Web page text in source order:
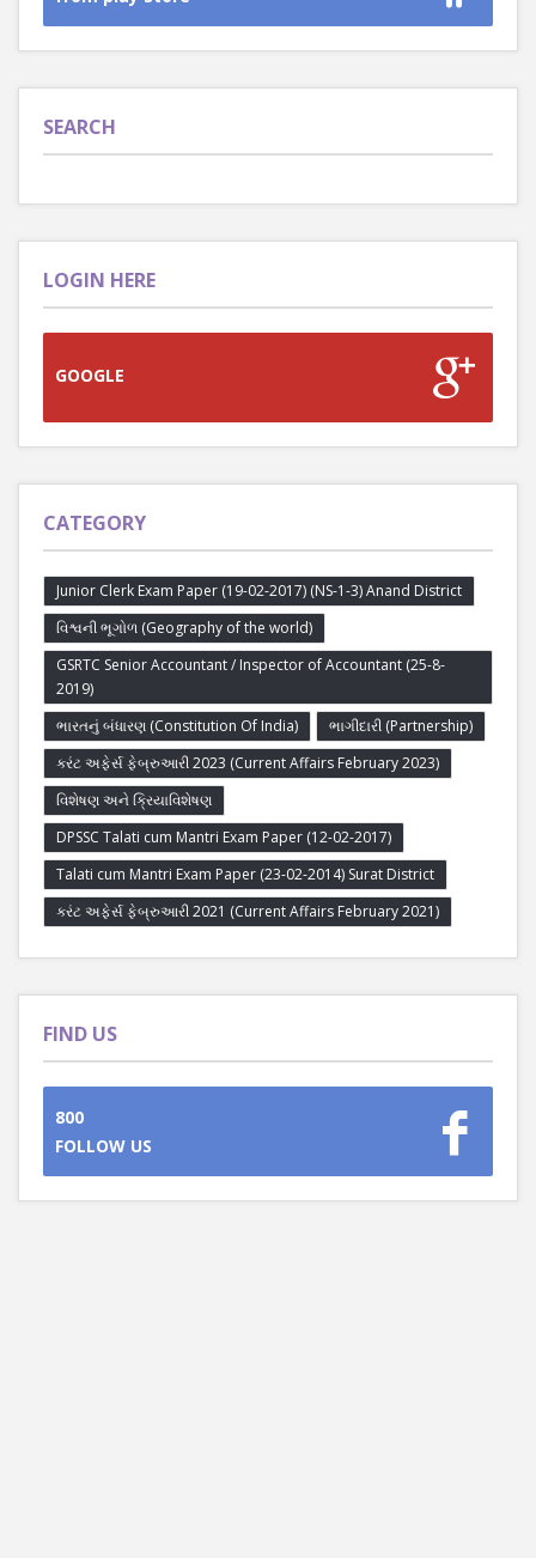
SEARCH
LOGIN HERE
GOOGLE
CATEGORY
Junior Clerk Exam Paper (19-02-2017) (NS-1-3) Anand District
વિશ્વની ભૂગોળ (Geography of the world)
GSRTC Senior Accountant / Inspector of Accountant (25-8-
2019)
ભારતનું બંધારણ (Constitution Of India)
ભાગીદારી (Partnership)
કરંટ અફેર્સ ફેબ્રુઆરી 2023 (Current Affairs February 2023)
વિશેષણ અને ક્રિયાવિશેષણ
DPSSC Talati cum Mantri Exam Paper (12-02-2017)
Talati cum Mantri Exam Paper (23-02-2014) Surat District
કરંટ અફેર્સ ફેબ્રુઆરી 2021 (Current Affairs February 2021)
FIND US
800
FOLLOW US